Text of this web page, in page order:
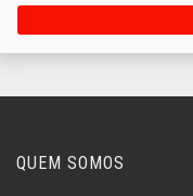
QUEM SOMOS